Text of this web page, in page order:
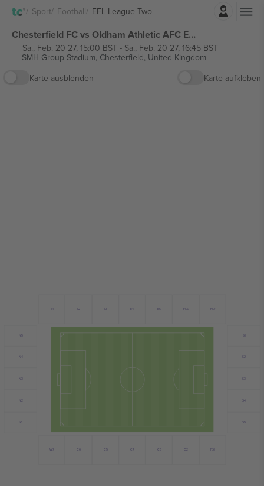
Sport Football EFL League TwoEinloggen
Chesterfield FC vs Oldham Athletic AFC EFL League Two tickets
Sa., Feb. 20 27, 15:00 BST- Sa., Feb. 20 27, 16:45 BST
SMH Group Stadium, Chesterfield, United Kingdom
Karte ausblenden
Karte aufkleben
E1 E2 E3 E4 E5 FS6 FS7
S1
S2
S3
S4
S5
FS1
C2
C3
C4
C5
C6
W7
N1
N2
N3
N4
N5